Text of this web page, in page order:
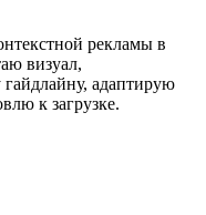
рекламы в
визуал,
адаптирую
к загрузке.